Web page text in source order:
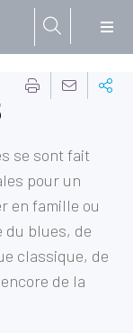
se sont fait
pour un
en famille ou
du blues, de
classique, de
de la